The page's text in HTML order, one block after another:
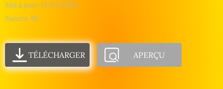
Mis à jour: 13-01-2025
Succès: 95
TÉLÉCHARGER APERÇU